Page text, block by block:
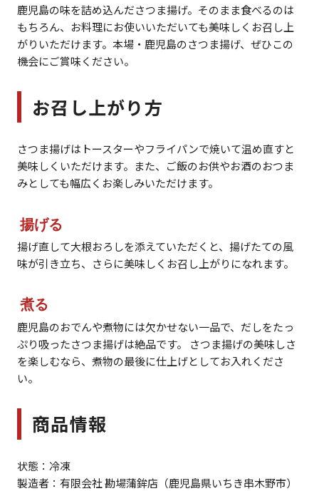
鹿児島の味を詰め込んださつま揚げ。そのまま食べるのは
もちろん、お料理にお使いいただいても美味しくお召し上
がりいただけます。本場・鹿児島のさつま揚げ、ぜひこの
機会にご賞味ください。
お召し上がり方
さつま揚げはトースターやフライパンで焼いて温め直すと
美味しくいただけます。また、ご飯のお供やお酒のおつま
みとしても幅広くお楽しみいただけます。
揚げる
揚げ直して大根おろしを添えていただくと、揚げたての風
味が引き立ち、さらに美味しくお召し上がりになれます。
煮る
鹿児島のおでんや煮物には欠かせない一品で、だしをたっ
ぷり吸ったさつま揚げは絶品です。 さつま揚げの美味しさ
を楽しむなら、煮物の最後に仕上げとしてお入れくださ
い。
商品情報
状態：冷凍
製造者：有限会社 勘場蒲鉾店（鹿児島県いちき串木野市）